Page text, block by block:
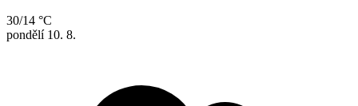
30/14 °C
pondělí 10. 8.